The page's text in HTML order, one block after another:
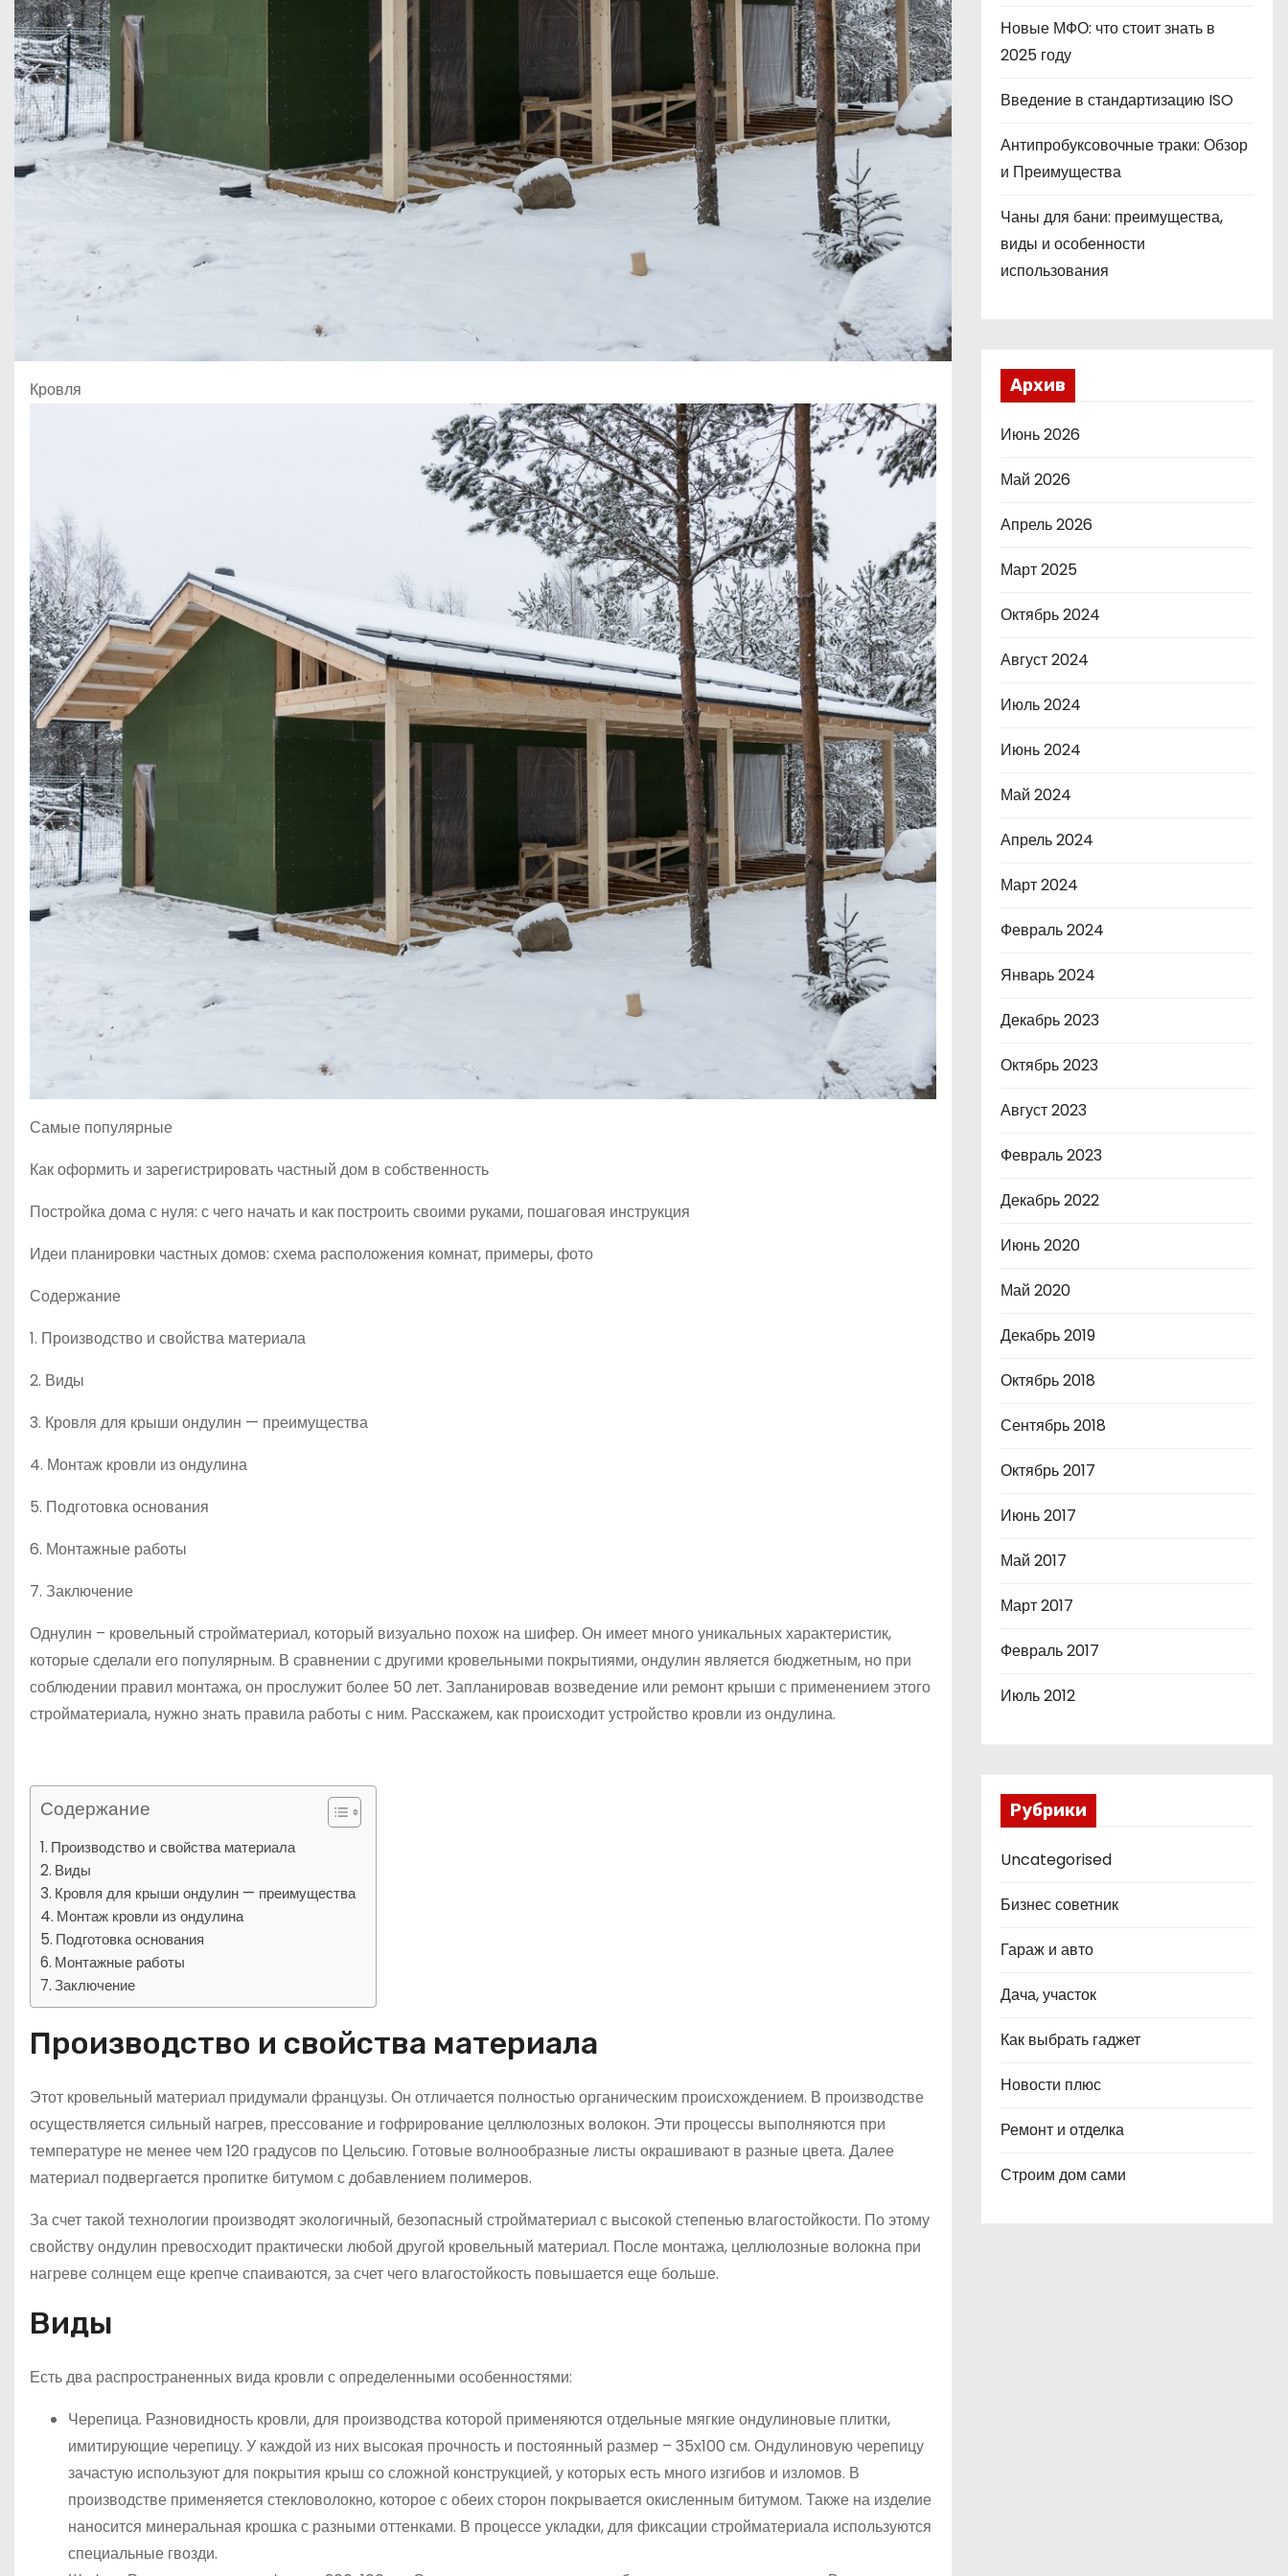
Кровля
Самые популярные
Как оформить и зарегистрировать частный дом в собственность
Постройка дома с нуля: с чего начать и как построить своими руками, пошаговая инструкция
Идеи планировки частных домов: схема расположения комнат, примеры, фото
Содержание
1. Производство и свойства материала
2. Виды
3. Кровля для крыши ондулин — преимущества
4. Монтаж кровли из ондулина
5. Подготовка основания
6. Монтажные работы
7. Заключение
Однулин – кровельный стройматериал, который визуально похож на шифер. Он имеет много уникальных характеристик,
которые сделали его популярным. В сравнении с другими кровельными покрытиями, ондулин является бюджетным, но при
соблюдении правил монтажа, он прослужит более 50 лет. Запланировав возведение или ремонт крыши с применением этого
стройматериала, нужно знать правила работы с ним. Расскажем, как происходит устройство кровли из ондулина.
Содержание
Производство и свойства материала
Виды
Кровля для крыши ондулин — преимущества
Монтаж кровли из ондулина
Подготовка основания
Монтажные работы
Заключение
Производство и свойства материала
Этот кровельный материал придумали французы. Он отличается полностью органическим происхождением. В производстве
осуществляется сильный нагрев, прессование и гофрирование целлюлозных волокон. Эти процессы выполняются при
температуре не менее чем 120 градусов по Цельсию. Готовые волнообразные листы окрашивают в разные цвета. Далее
материал подвергается пропитке битумом с добавлением полимеров.
За счет такой технологии производят экологичный, безопасный стройматериал с высокой степенью влагостойкости. По этому
свойству ондулин превосходит практически любой другой кровельный материал. После монтажа, целлюлозные волокна при
нагреве солнцем еще крепче спаиваются, за счет чего влагостойкость повышается еще больше.
Виды
Есть два распространенных вида кровли с определенными особенностями:
Черепица. Разновидность кровли, для производства которой применяются отдельные мягкие ондулиновые плитки,
имитирующие черепицу. У каждой из них высокая прочность и постоянный размер – 35х100 см. Ондулиновую черепицу
зачастую используют для покрытия крыш со сложной конструкцией, у которых есть много изгибов и изломов. В
производстве применяется стекловолокно, которое с обеих сторон покрывается окисленным битумом. Также на изделие
наносится минеральная крошка с разными оттенками. В процессе укладки, для фиксации стройматериала используются
специальные гвозди.
Новые МФО: что стоит знать в
2025 году
Введение в стандартизацию ISO
Антипробуксовочные траки: Обзор
и Преимущества
Чаны для бани: преимущества,
виды и особенности
использования
Архив
Июнь 2026
Май 2026
Апрель 2026
Март 2025
Октябрь 2024
Август 2024
Июль 2024
Июнь 2024
Май 2024
Апрель 2024
Март 2024
Февраль 2024
Январь 2024
Декабрь 2023
Октябрь 2023
Август 2023
Февраль 2023
Декабрь 2022
Июнь 2020
Май 2020
Декабрь 2019
Октябрь 2018
Сентябрь 2018
Октябрь 2017
Июнь 2017
Май 2017
Март 2017
Февраль 2017
Июль 2012
Рубрики
Uncategorised
Бизнес советник
Гараж и авто
Дача, участок
Как выбрать гаджет
Новости плюс
Ремонт и отделка
Строим дом сами